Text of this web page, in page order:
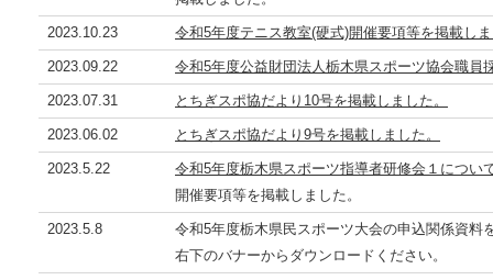
2023.10.23 令和5年度テニス教室(硬式)開催要項等を掲載し
2023.09.22 令和5年度公益財団法人栃木県スポーツ協会職員
2023.07.31 とちぎスポ協だより10号を掲載しました。
2023.06.02 とちぎスポ協だより9号を掲載しました。
2023.5.22
令和5年度栃木県スポーツ指導者研修会１につい
開催要項等を掲載しました。
2023.5.8
令和5年度栃木県民スポーツ大会の申込関係資料
右下のバナーからダウンロードください。